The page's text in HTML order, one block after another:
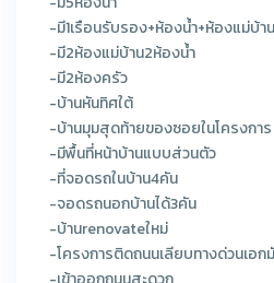
-มี1เรือนรับรอง+ห้องน้ำ+ห้องแม่บ้าน
-มี2ห้องแม่บ้าน2ห้องน้ำ
-มี2ห้องครัว
-บ้านหันทิศใต้
-บ้านมุมสุดท้ายของซอยในโครงการ
-มีพื้นที่หน้าบ้านแบบส่วนตัว
-ที่จอดรถในบ้าน4คัน
-จอดรถนอกบ้านได้3คัน
-บ้านrenovateใหม่
-โครงการติดถนนเลียบทางด่วนเอก